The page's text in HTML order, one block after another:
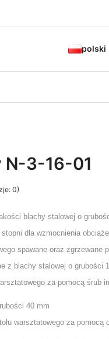
polski
N-3-16-01
0)
blachy stalowej o
dla wzmocnienia
spawane oraz zgrzewane
z blachy stalowej o grubości
za pomocą śrub
40 mm
warsztatowego za pomocą